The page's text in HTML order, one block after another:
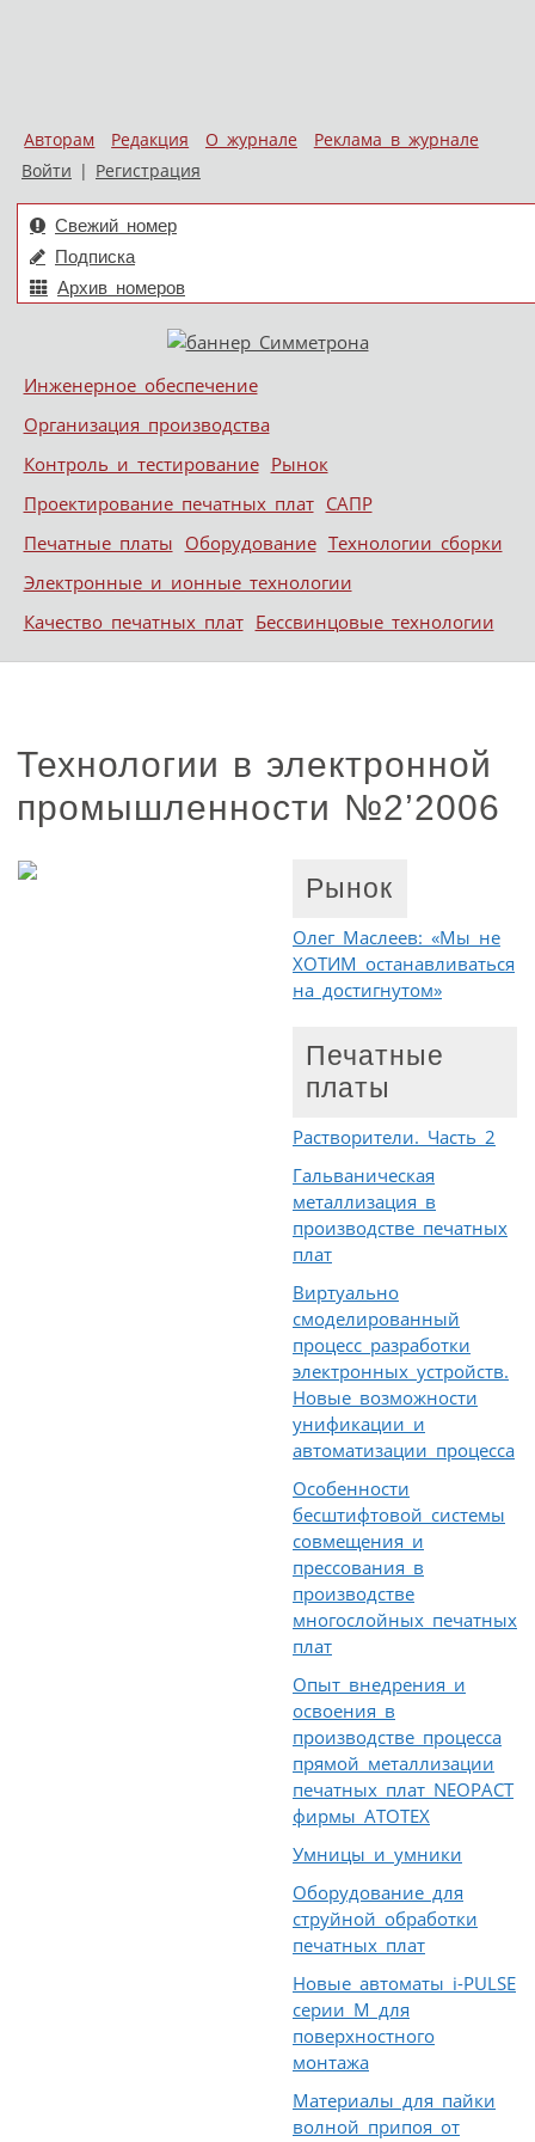
Авторам Редакция О журнале
Реклама в журнале
Войти | Регистрация
Свежий номер
Подписка
Архив номеров
Меню
Skip to content
Инженерное обеспечение
Организация производства
Контроль и тестирование Рынок
Проектирование печатных плат САПР
Печатные платы Оборудование Технологии сборки
Электронные и ионные технологии
Качество печатных плат Бессвинцовые технологии
Технологии в электронной
промышленности №2’2006
Рынок
Олег Маслеев: «Мы не
ХОТИМ останавливаться
на достигнутом»
Печатные
платы
Растворители. Часть 2
Гальваническая
металлизация в
производстве печатных
плат
Виртуально
смоделированный
процесс разработки
электронных устройств.
Новые возможности
унификации и
автоматизации процесса
Особенности
бесштифтовой системы
совмещения и
прессования в
производстве
многослойных печатных
плат
Опыт внедрения и
освоения в
производстве процесса
прямой металлизации
печатных плат NEOPACT
фирмы АТОТЕХ
Умницы и умники
Оборудование для
струйной обработки
печатных плат
Новые автоматы i-PULSE
серии М для
поверхностного
монтажа
Материалы для пайки
волной припоя от